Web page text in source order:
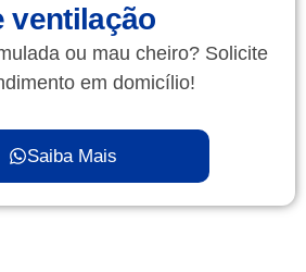
ventilação
ou mau cheiro? Solicite
em domicílio!
Saiba Mais